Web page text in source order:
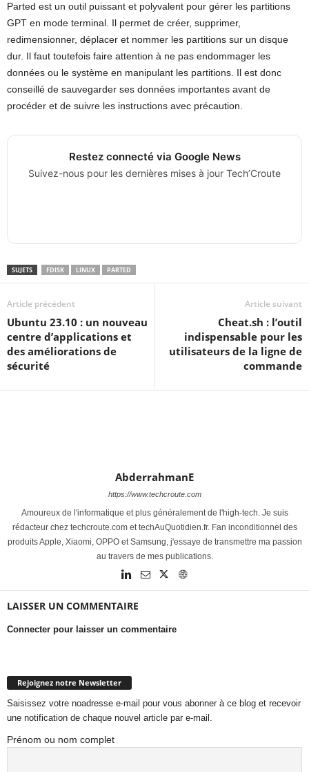
Parted est un outil puissant et polyvalent pour gérer les partitions
GPT en mode terminal. Il permet de créer, supprimer,
redimensionner, déplacer et nommer les partitions sur un disque
dur. Il faut toutefois faire attention à ne pas endommager les
données ou le système en manipulant les partitions. Il est donc
conseillé de sauvegarder ses données importantes avant de
procéder et de suivre les instructions avec précaution.
Restez connecté via Google News
Suivez-nous pour les dernières mises à jour Tech’Croute
SUJETS FDISK LINUX PARTED
Article précédent
Ubuntu 23.10 : un nouveau
centre d’applications et
des améliorations de
sécurité
Article suivant
Cheat.sh : l’outil
indispensable pour les
utilisateurs de la ligne de
commande
AbderrahmanE
https://www.techcroute.com
Amoureux de l'informatique et plus généralement de l'high-tech. Je suis
rédacteur chez techcroute.com et techAuQuotidien.fr. Fan inconditionnel des
produits Apple, Xiaomi, OPPO et Samsung, j'essaye de transmettre ma passion
au travers de mes publications.
LAISSER UN COMMENTAIRE
Connecter pour laisser un commentaire
Rejoignez notre Newsletter
Saisissez votre noadresse e-mail pour vous abonner à ce blog et recevoir
une notification de chaque nouvel article par e-mail.
Prénom ou nom complet